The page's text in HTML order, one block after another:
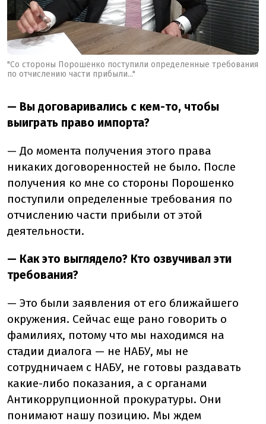
"Со стороны Порошенко поступили определенные требования
по отчислению части прибыли..."
— Вы договаривались с кем-то, чтобы
выиграть право импорта?
— До момента получения этого права
никаких договоренностей не было. После
получения ко мне со стороны Порошенко
поступили определенные требования по
отчислению части прибыли от этой
деятельности.
— Как это выглядело? Кто озвучивал эти
требования?
— Это были заявления от его ближайшего
окружения. Сейчас еще рано говорить о
фамилиях, потому что мы находимся на
стадии диалога — не НАБУ, мы не
сотрудничаем с НАБУ, не готовы раздавать
какие-либо показания, а с органами
Антикоррупционной прокуратуры. Они
понимают нашу позицию. Мы ждем